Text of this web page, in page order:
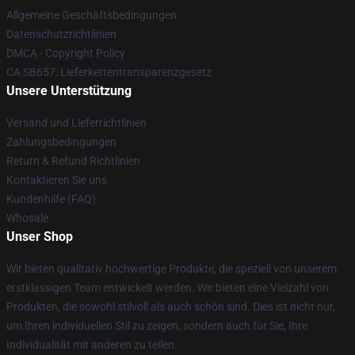
Allgemeine Geschäftsbedingungen
Datenschutzrichtlinien
DMCA - Copyright Policy
CA SB657: Lieferkettentransparenzgesetz
Unsere Unterstützung
Versand und Lieferrichtlinien
Zahlungsbedingungen
Return & Refund Richtlinien
Kontaktieren Sie uns
Kundenhilfe (FAQ)
Whosale
Unser Shop
Wir bieten qualitativ hochwertige Produkte, die speziell von unserem
erstklassigen Team entwickelt werden. Wir bieten eine Vielzahl von
Produkten, die sowohl stilvoll als auch schön sind. Dies ist nicht nur,
um Ihren individuellen Stil zu zeigen, sondern auch für Sie, Ihre
Individualität mit anderen zu teilen.